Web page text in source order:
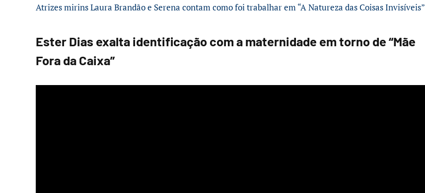
Atrizes mirins Laura Brandão e Serena contam como foi trabalhar em “A Natureza das Coisas Invisíveis”
Ester Dias exalta identificação com a maternidade em torno de “Mãe
Fora da Caixa”